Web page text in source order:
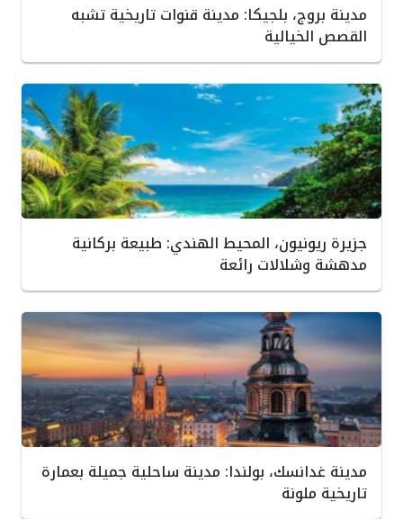
مدينة بروج، بلجيكا: مدينة قنوات تاريخية تشبه
القصص الخيالية
جزيرة ريونيون، المحيط الهندي: طبيعة بركانية
مدهشة وشلالات رائعة
مدينة غدانسك، بولندا: مدينة ساحلية جميلة بعمارة
تاريخية ملونة